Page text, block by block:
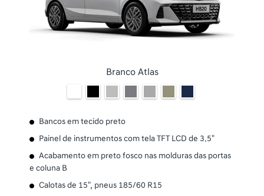
Branco Atlas
Bancos em tecido preto
Painel de instrumentos com tela TFT LCD de 3.5"
Acabamento em preto fosco nas molduras das portas
e coluna B
Calotas de 15", pneus 185/60 R15